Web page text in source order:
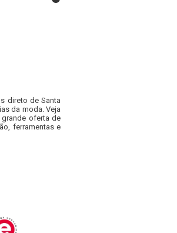
direto de Santa
da moda. Veja
oferta de
ferramentas e